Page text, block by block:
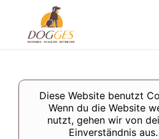
GERRIT
Mantrail-
Diese Website benutzt
Wenn du die Website
nutzt, gehen wir von
Einverständnis aus.